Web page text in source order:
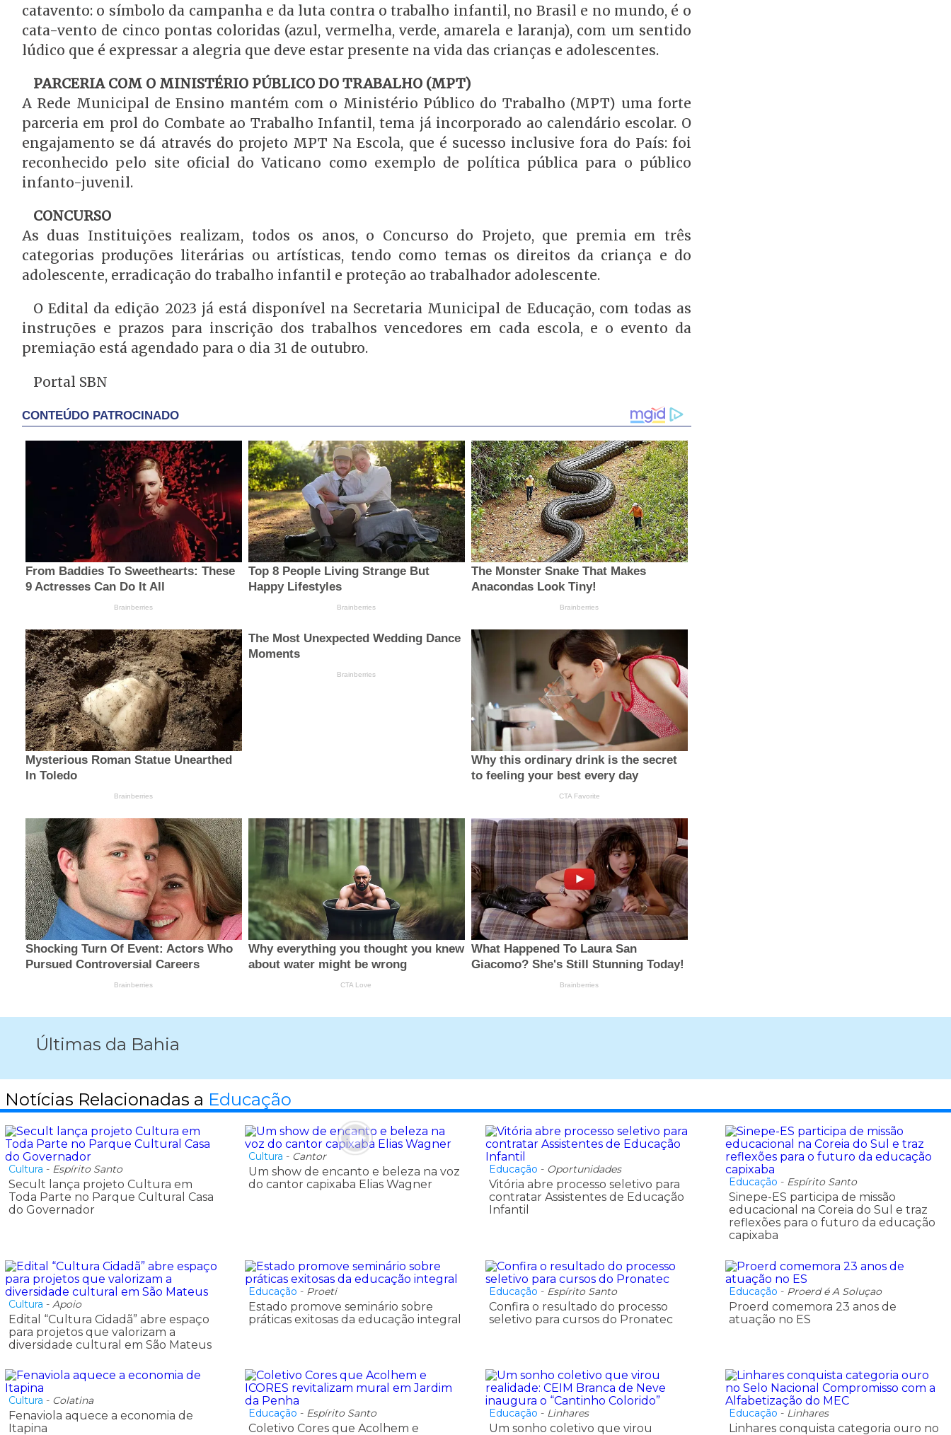
catavento: o símbolo da campanha e da luta contra o trabalho infantil, no Brasil e no mundo, é o
cata-vento de cinco pontas coloridas (azul, vermelha, verde, amarela e laranja), com um sentido
lúdico que é expressar a alegria que deve estar presente na vida das crianças e adolescentes.
PARCERIA COM O MINISTÉRIO PÚBLICO DO TRABALHO (MPT)
A Rede Municipal de Ensino mantém com o Ministério Público do Trabalho (MPT) uma forte
parceria em prol do Combate ao Trabalho Infantil, tema já incorporado ao calendário escolar. O
engajamento se dá através do projeto MPT Na Escola, que é sucesso inclusive fora do País: foi
reconhecido pelo site oficial do Vaticano como exemplo de política pública para o público
infanto-juvenil.
CONCURSO
As duas Instituições realizam, todos os anos, o Concurso do Projeto, que premia em três
categorias produções literárias ou artísticas, tendo como temas os direitos da criança e do
adolescente, erradicação do trabalho infantil e proteção ao trabalhador adolescente.
O Edital da edição 2023 já está disponível na Secretaria Municipal de Educação, com todas as
instruções e prazos para inscrição dos trabalhos vencedores em cada escola, e o evento da
premiação está agendado para o dia 31 de outubro.
Portal SBN
Últimas da Bahia
Notícias Relacionadas a Educação
Cultura - Espírito Santo
Secult lança projeto Cultura em
Toda Parte no Parque Cultural Casa
do Governador
Cultura - Cantor
Um show de encanto e beleza na voz
do cantor capixaba Elias Wagner
Educação - Oportunidades
Vitória abre processo seletivo para
contratar Assistentes de Educação
Infantil
Educação - Espírito Santo
Sinepe-ES participa de missão
educacional na Coreia do Sul e traz
reflexões para o futuro da educação
capixaba
Cultura - Apoio
Edital “Cultura Cidadã” abre espaço
para projetos que valorizam a
diversidade cultural em São Mateus
Educação - Proeti
Estado promove seminário sobre
práticas exitosas da educação integral
Educação - Espírito Santo
Confira o resultado do processo
seletivo para cursos do Pronatec
Educação - Proerd é A Soluçao
Proerd comemora 23 anos de
atuação no ES
Cultura - Colatina
Fenaviola aquece a economia de
Itapina
Educação - Espírito Santo
Coletivo Cores que Acolhem e
Educação - Linhares
Um sonho coletivo que virou
Educação - Linhares
Linhares conquista categoria ouro no